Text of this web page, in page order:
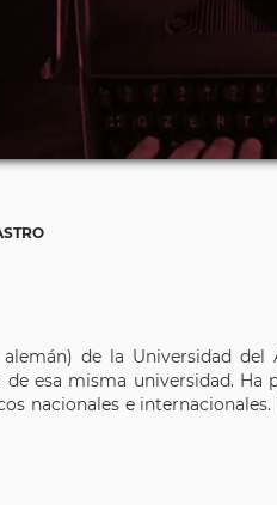
de la Universidad
esa misma universidad.
nacionales e